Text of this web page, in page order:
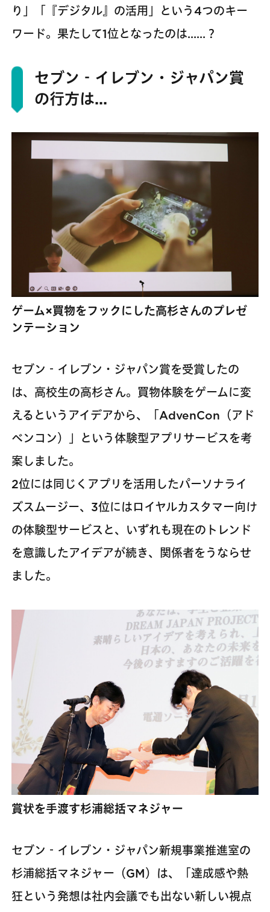
り」「『デジタル』の活用」という4つのキー
ワード。果たして1位となったのは……？
セブン‐イレブン・ジャパン賞
の行方は…
ゲーム×買物をフックにした高杉さんのプレゼ
ンテーション
セブン‐イレブン・ジャパン賞を受賞したの
は、高校生の高杉さん。買物体験をゲームに変
えるというアイデアから、「AdvenCon（アド
ベンコン）」という体験型アプリサービスを考
案しました。
2位には同じくアプリを活用したパーソナライ
ズスムージー、3位にはロイヤルカスタマー向け
の体験型サービスと、いずれも現在のトレンド
を意識したアイデアが続き、関係者をうならせ
ました。
賞状を手渡す杉浦総括マネジャー
セブン‐イレブン・ジャパン新規事業推進室の
杉浦総括マネジャー（GM）は、「達成感や熱
狂という発想は社内会議でも出ない新しい視点